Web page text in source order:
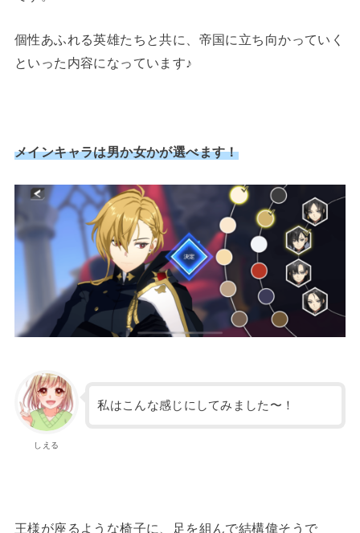
個性あふれる英雄たちと共に、帝国に立ち向かっていく
といった内容になっています♪
メインキャラは男か女かが選べます！
しえる
私はこんな感じにしてみました〜！
王様が座るような椅子に、足を組んで結構偉そうで